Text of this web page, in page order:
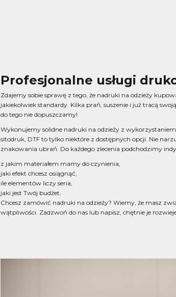
Profesjonalne usługi
Zdajemy sobie sprawę z tego, że nadruki na odzieży
jakiekolwiek standardy. Kilka prań, suszenie i już tracą
do tego nie dopuszczamy!
Wykonujemy solidne nadruki na odzieży z
sitodruk, DTF to tylko niektóre z dostępnych opcji. Nie
znakowania ubrań. Do każdego zlecenia podchodzimy
z jakim materiałem mamy do czynienia,
jaki efekt chcesz osiągnąć,
ile elementów liczy seria,
jaki jest Twój budżet.
Chcesz zamówić nadruki na odzieży? Wiemy, że masz
wątpliwości. Zadzwoń do nas lub napisz, chętnie je